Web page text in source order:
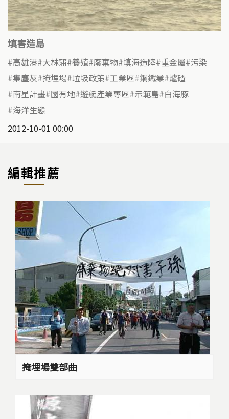
填害造島
高雄港 大林蒲 養殖 廢棄物 填海造陸 重金屬 污染
集塵灰 掩埋場 垃圾政策 工業區 鋼鐵業 爐碴
南星計畫 國有地 遊艇產業專區 示範島 白海豚
海洋生態
2012-10-01 00:00
編輯推薦
掩埋場雙部曲